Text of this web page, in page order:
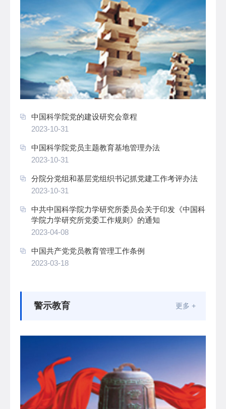
中国科学院党的建设研究会章程
2023-10-31
中国科学院党员主题教育基地管理办法
2023-10-31
分院分党组和基层党组织书记抓党建工作考评办法
2023-10-31
中共中国科学院力学研究所委员会关于印发《中国科
学院力学研究所党委工作规则》的通知
2023-04-08
中国共产党党员教育管理工作条例
2023-03-18
警示教育 更多 +